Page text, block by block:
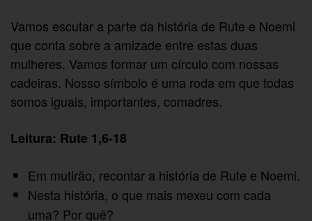
Vamos escutar a parte da história de Rute e Noemi
que conta sobre a amizade entre estas duas
mulheres. Vamos formar um círculo com nossas
cadeiras. Nosso símbolo é uma roda em que todas
somos iguais, importantes, comadres.
Leitura: Rute 1,6-18
Em mutirão, recontar a história de Rute e Noemi.
Nesta história, o que mais mexeu com cada
uma? Por quê?